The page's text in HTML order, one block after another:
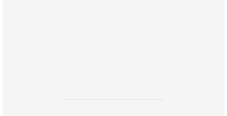
------------------------------------------------------------------